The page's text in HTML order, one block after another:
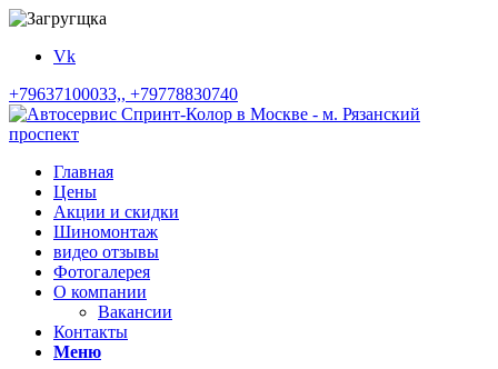
Vk
+79637100033,, +79778830740
Главная
Цены
Акции и скидки
Шиномонтаж
видео отзывы
Фотогалерея
О компании
Вакансии
Контакты
Меню